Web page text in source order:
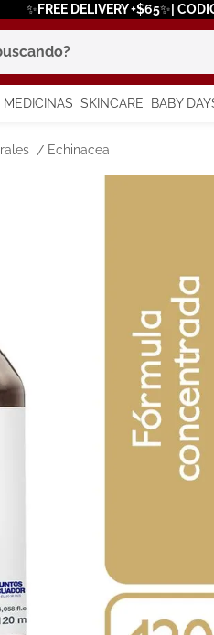
✨FREE DELIVERY +$65✨|
MEDICINAS SKINCARE BABY
Echinacea
más buscados